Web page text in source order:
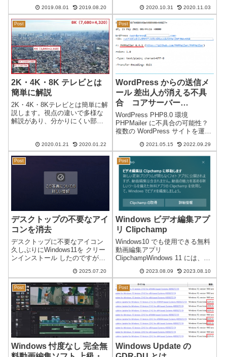
ます。ネット詐欺画面が表示さ
れる現象：Windowsのパソコン
でWEB記事を閲覧していると、
一瞬画面が真っ白になり、「ピ
ー」...
2019.08.01 2019.08.20
この拡張機能には不正なソフト
ウェアが含まれています。昨日
まで使...
2020.10.31 2020.11.03
Post
2K・4K・8K テレビとは
簡単に解説
2K・4K・8Kテレビとは簡単に解
説します。視点の違いで多様な
解説があり、分かりにくい部分
思っています。4K・8Kとは？画
面の解像度のことを表現してい
ます。結局、画面の細かさ（鮮
2020.01.21 2020.01.22
Post
WordPress からの送信メ
ール 差出人が消える不具
合 コアサーバー
（CORESERVER）V1
PHP8.0・PHP8.1
WordPress PHP8.0 環境
PHPMailer に不具合の可能性？
複数の WordPress サイトを運営
WordPress からの送信メール
が、差出人がない状態（空欄
「－」）になります。通常の差
出人は...
2021.05.15 2022.09.29
Post
デスクトップの不要なアイ
コンを消去
デスクトップに不要なアイコン
久しぶりにWindows11を クリー
ンインストール したのですが、
かけなかったアイコンが表示さ
れていました。拡大：この写真
についての詳しい情報アイコ
ン：「この写真についての詳し
い情報...
2025.07.20
Post
Windows ビデオ編集アプ
リ Clipchamp
Windows10 でも使用できる無料
動画編集アプリ
ClipchampWindows 11 には、以
集アプリ「Clipchamp」がありま
す。2022年10月頃から
Windows11 の場合は、無料で使
用でき...
2023.08.09 2023.08.10
Post
Windows 忖度なし 完全無
Post
Windows Update の